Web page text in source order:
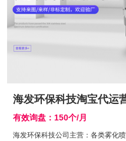
海发环保科技淘宝代运
有效询盘：150个/月
海发环保科技公司主营：各类雾化